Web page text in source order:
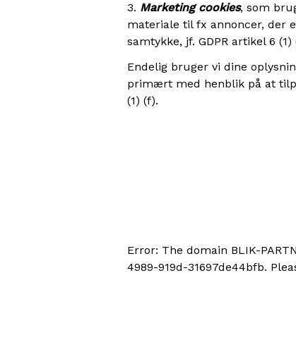
3. Marketing cookies, som
materiale til fx annoncer, der
samtykke, jf. GDPR artikel 6 (1)
Endelig bruger vi dine
primært med henblik på at
(1) (f).
Error: The domain BLIK-
4989-919d-31697de44bfb.